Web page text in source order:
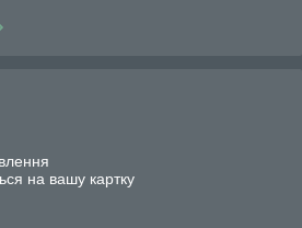
на вашу картку